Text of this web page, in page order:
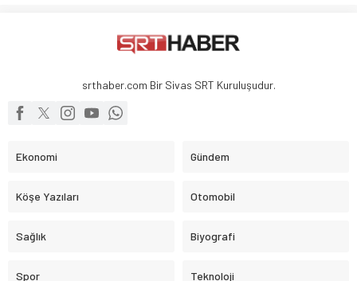
srthaber.com Bir Sivas SRT Kuruluşudur.
Ekonomi Gündem
Köşe Yazıları Otomobil
Sağlık Biyografi
Spor Teknoloji